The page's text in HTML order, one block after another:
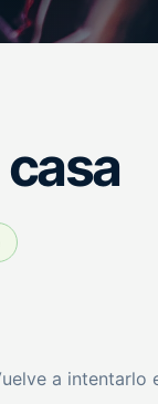
a intentarlo